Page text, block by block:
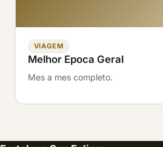
VIAGEM
Melhor Epoca Geral
Mes a mes completo.